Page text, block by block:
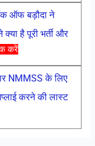
करें
ऑफ बड़ौदा ने
क्या है पूरी भर्ती और
NMMSS के लिए
करने की लास्ट